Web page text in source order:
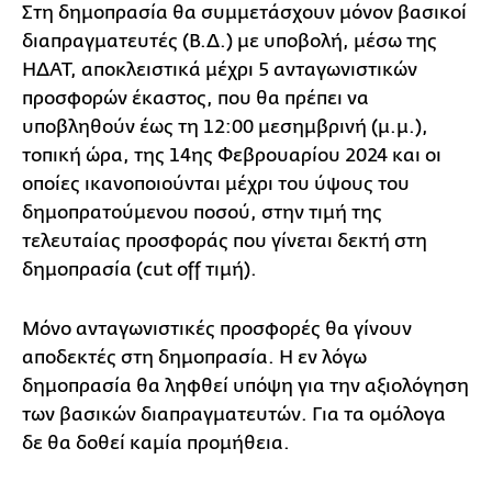
Στη δημοπρασία θα συμμετάσχουν μόνον βασικοί
διαπραγματευτές (Β.Δ.) με υποβολή, μέσω της
ΗΔΑΤ, αποκλειστικά μέχρι 5 ανταγωνιστικών
προσφορών έκαστος, που θα πρέπει να
υποβληθούν έως τη 12:00 μεσημβρινή (μ.μ.),
τοπική ώρα, της 14ης Φεβρουαρίου 2024 και οι
οποίες ικανοποιούνται μέχρι του ύψους του
δημοπρατούμενου ποσού, στην τιμή της
τελευταίας προσφοράς που γίνεται δεκτή στη
δημοπρασία (cut off τιμή).
Μόνο ανταγωνιστικές προσφορές θα γίνουν
αποδεκτές στη δημοπρασία. Η εν λόγω
δημοπρασία θα ληφθεί υπόψη για την αξιολόγηση
των βασικών διαπραγματευτών. Για τα oμόλογα
δε θα δοθεί καμία προμήθεια.